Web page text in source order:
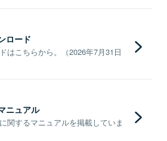
ロード
はこちらから。（2026年7月31日
ニュアル
関するマニュアルを掲載していま